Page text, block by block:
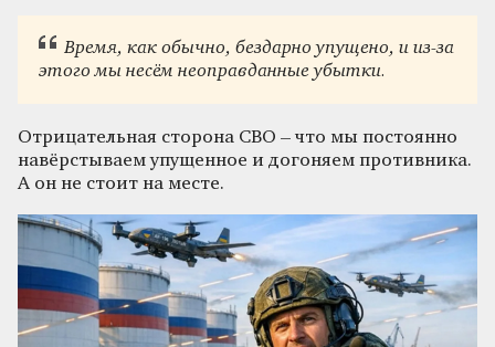
Время, как обычно, бездарно упущено, и из-за
этого мы несём неоправданные убытки.
Отрицательная сторона СВО – что мы постоянно
навёрстываем упущенное и догоняем противника.
А он не стоит на месте.